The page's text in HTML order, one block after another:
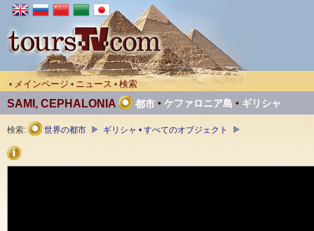
• メインページ • ニュース • 検索
SAMI, CEPHALONIA 都市 • ケファロニア島 • ギリシャ
検索: 世界の都市 ギリシャ • すべてのオブジェクト